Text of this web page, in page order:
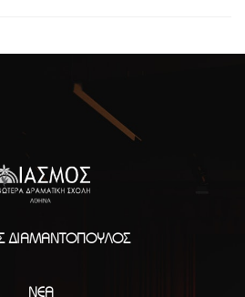
ΔΙΑΜΑΝΤΌΠΟΥΛΟΣ
ΝΈΑ